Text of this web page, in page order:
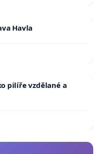
Havla
pilíře vzdělané a